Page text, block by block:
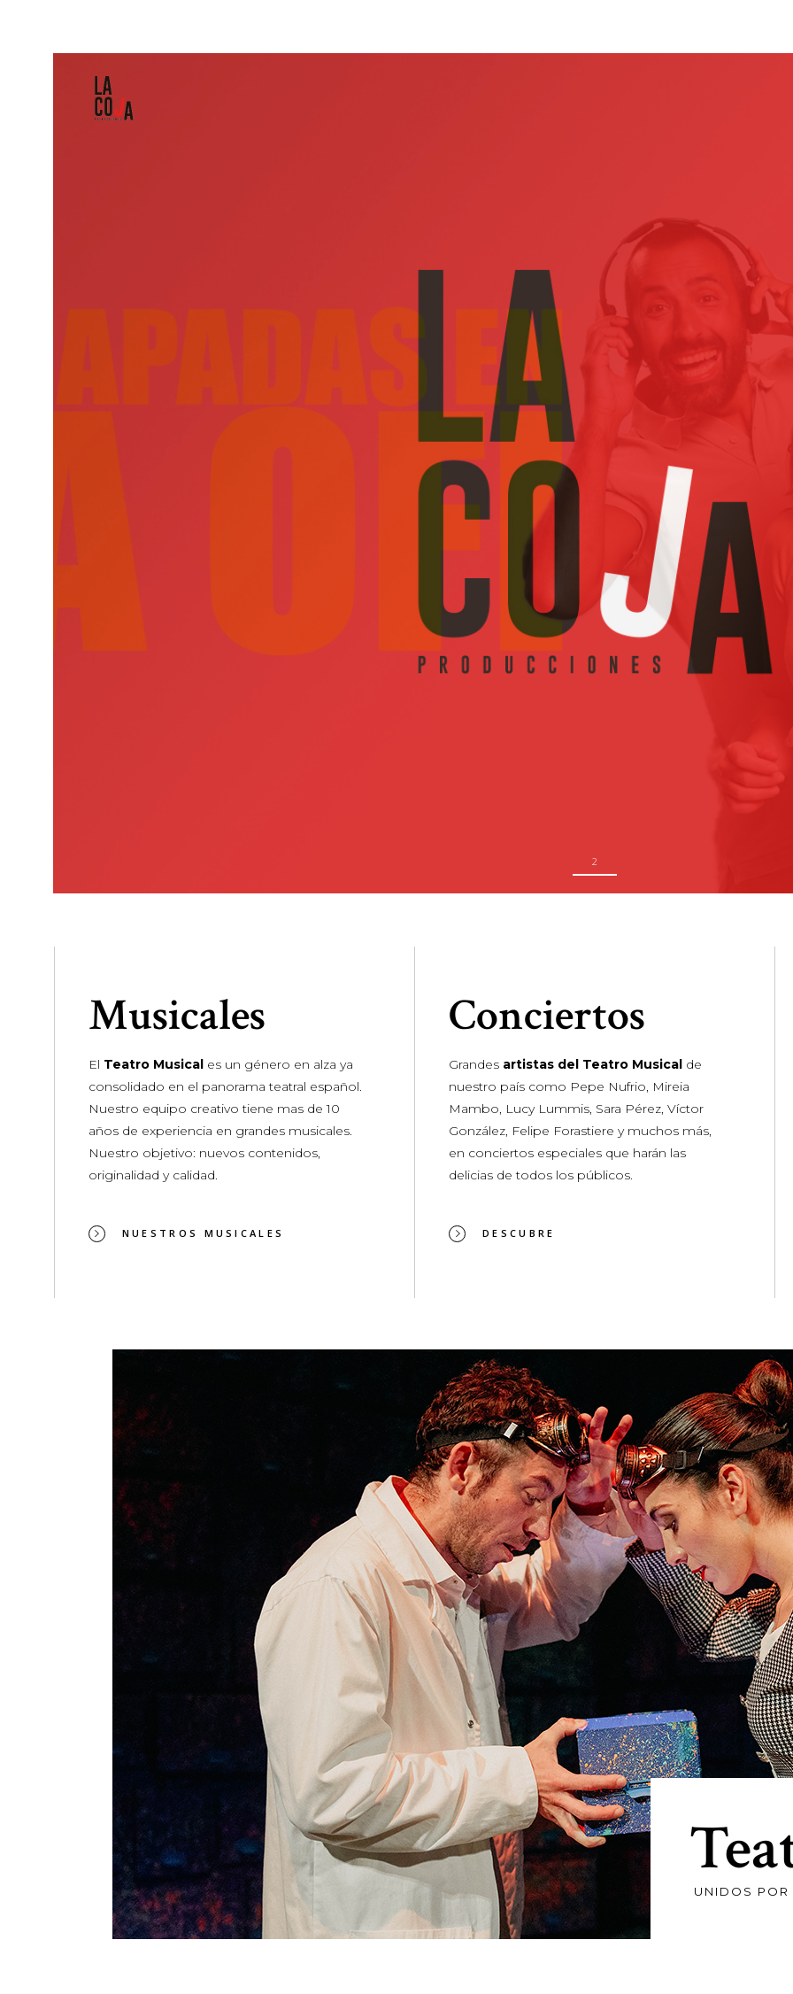
Musicales
El Teatro Musical es un género en alza ya
consolidado en el panorama teatral español.
Nuestro equipo creativo tiene mas de 10
años de experiencia en grandes musicales.
Nuestro objetivo: nuevos contenidos,
originalidad y calidad.
NUESTROS MUSICALES
Conciertos
Grandes artistas del Teatro Musicalde
nuestro país como Pepe Nufrio, Mireia
Mambo, Lucy Lummis, Sara Pérez, Víctor
González, Felipe Forastiere y muchos más,
en conciertos especiales que harán las
delicias de todos los públicos.
DESCUBRE
UNIDOS POR